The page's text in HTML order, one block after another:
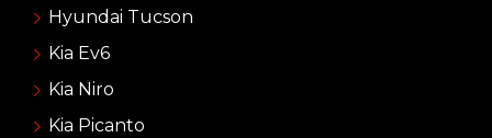
Hyundai Tucson
Kia Ev6
Kia Niro
Kia Picanto